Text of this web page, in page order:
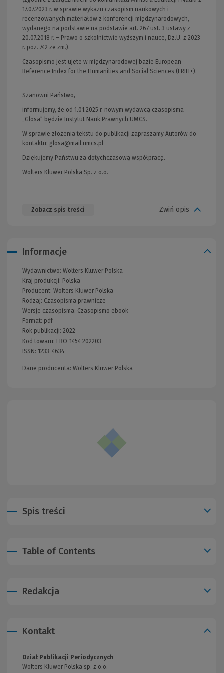
17.07.2023 r. w sprawie wykazu czasopism naukowych i
recenzowanych materiałów z konferencji międzynarodowych,
wydanego na podstawie na podstawie art. 267 ust. 3 ustawy z
20.07.2018 r. – Prawo o szkolnictwie wyższym i nauce, Dz.U. z 2023
r. poz. 742 ze zm.).
Czasopismo jest ujęte w międzynarodowej bazie European
Reference Index for the Humanities and Social Sciences (ERIH+).
Szanowni Państwo,
informujemy, że od 1.01.2025 r. nowym wydawcą czasopisma
„Glosa” będzie Instytut Nauk Prawnych UMCS.
W sprawie złożenia tekstu do publikacji zapraszamy Autorów do
kontaktu: glosa@mail.umcs.pl
Dziękujemy Państwu za dotychczasową współpracę.
Wolters Kluwer Polska Sp. z o.o.
Zobacz spis treści Zwiń opis
Informacje
Wydawnictwo: Wolters Kluwer Polska
Kraj produkcji: Polska
Producent: Wolters Kluwer Polska
Rodzaj: Czasopisma prawnicze
Wersje czasopisma: Czasopismo ebook
Format: pdf
Rok publikacji: 2022
Kod towaru: EBO-1454 202203
ISSN: 1233-4634
Dane producenta: Wolters Kluwer Polska
Spis treści
Table of Contents
Redakcja
Kontakt
Dział Publikacji Periodycznych
Wolters Kluwer Polska sp. z o.o.